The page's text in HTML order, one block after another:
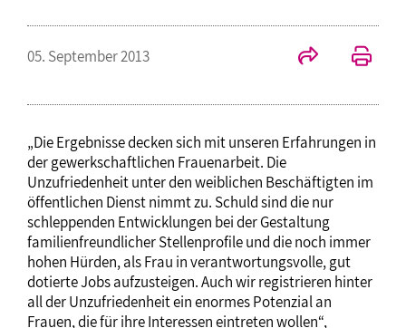
05. September 2013
„Die Ergebnisse decken sich mit unseren Erfahrungen in
der gewerkschaftlichen Frauenarbeit. Die
Unzufriedenheit unter den weiblichen Beschäftigten im
öffentlichen Dienst nimmt zu. Schuld sind die nur
schleppenden Entwicklungen bei der Gestaltung
familienfreundlicher Stellenprofile und die noch immer
hohen Hürden, als Frau in verantwortungsvolle, gut
dotierte Jobs aufzusteigen. Auch wir registrieren hinter
all der Unzufriedenheit ein enormes Potenzial an
Frauen, die für ihre Interessen eintreten wollen“,